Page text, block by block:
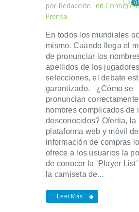
por Redacción en
Prensa
0
En todos los mundiales
mismo. Cuando llega el
de pronunciar los
apellidos de los
selecciones, el debate
garantizado. ¿Cómo se
pronuncian
nombres complicados de
desconocidos? Ofertia, la
plataforma web y móvil de
información de compras
ofrece a los usuarios la
de conocer la ‘Player
la camiseta de...
Leer Más